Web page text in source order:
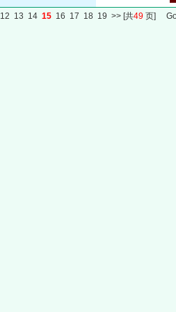
12 13 14 15 16 17 18 19 >> [共49 页]